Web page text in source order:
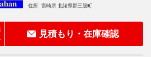
住所
宮崎県 北諸県郡三股町
見積もり・在庫確認